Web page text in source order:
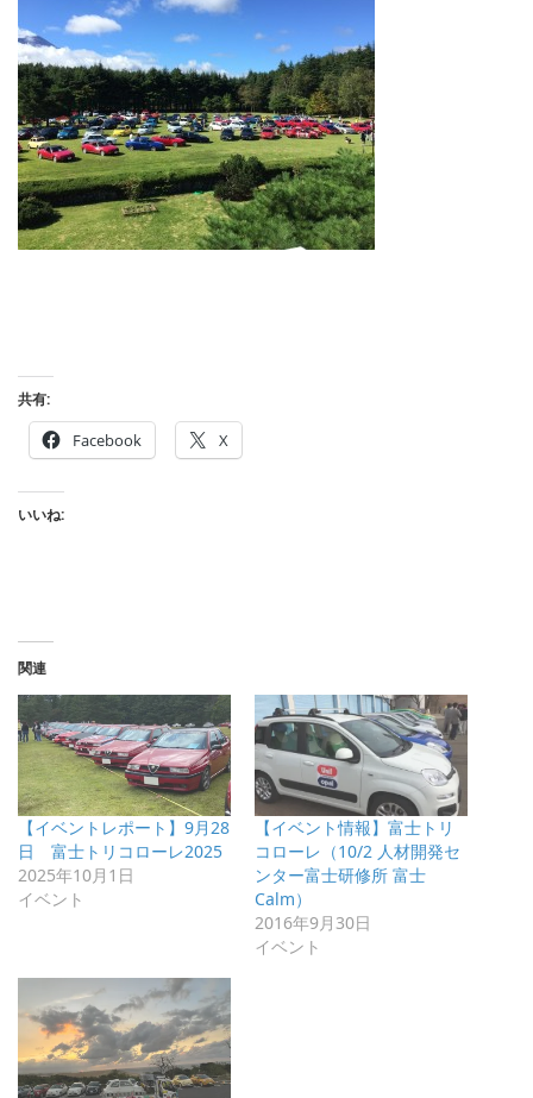
共有:
Facebook X
いいね:
関連
【イベントレポート】9月28
日 富士トリコローレ2025
2025年10月1日
イベント
【イベント情報】富士トリ
コローレ（10/2 人材開発セ
ンター富士研修所 富士
Calm）
2016年9月30日
イベント